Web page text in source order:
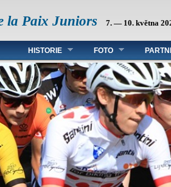
la Paix Juniors 7. — 10. května
HISTORIE FOTO